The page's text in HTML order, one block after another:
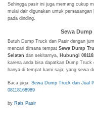
Sehingga pasir ini juga memang cukup
mulai dair digunakan untuk
pada dinding.
Sewa Dump
Butuh Dump Truck dan Pasir dengan
mencari dimana tempat Sewa Dump
Selatan dan sekitarnya, Hubungi
karena anda bisa dapatkan Dump
hanya di tempat kami saja, yang sewa
Baca juga: Sewa Dump Truck dan Jual
08118168989
by Rais Pasir